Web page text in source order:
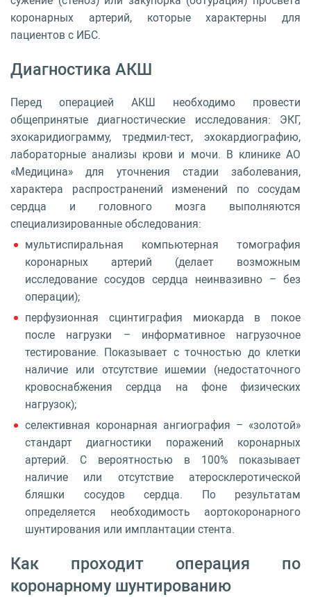
коронарных артерий, которые характерны для
пациентов с ИБС.
Диагностика АКШ
Перед операцией АКШ необходимо провести
общепринятые диагностические исследования: ЭКГ,
эхокаридиограмму, тредмил-тест, эхокардиографию,
лабораторные анализы крови и мочи. В клинике АО
«Медицина» для уточнения стадии заболевания,
характера распространений изменений по сосудам
сердца и головного мозга выполняются
специализированные обследования:
мультиспиральная компьютерная томография
коронарных артерий (делает возможным
исследование сосудов сердца неинвазивно – без
операции);
перфузионная сцинтиграфия миокарда в покое
после нагрузки – информативное нагрузочное
тестирование. Показывает с точностью до клетки
наличие или отсутствие ишемии (недостаточного
кровоснабжения сердца на фоне физических
нагрузок);
селективная коронарная ангиография – «золотой»
стандарт диагностики поражений коронарных
артерий. С вероятностью в 100% показывает
наличие или отсутствие атеросклеротической
бляшки сосудов сердца. По результатам
определяется необходимость аортокоронарного
шунтирования или имплантации стента.
Как проходит операция по
коронарному шунтированию